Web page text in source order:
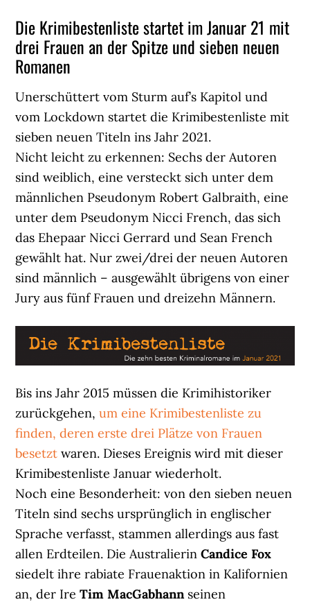
Die Krimibestenliste startet im Januar 21 mit
drei Frauen an der Spitze und sieben neuen
Romanen
Unerschüttert vom Sturm auf’s Kapitol und
vom Lockdown startet die Krimibestenliste mit
sieben neuen Titeln ins Jahr 2021.
Nicht leicht zu erkennen: Sechs der Autoren
sind weiblich, eine versteckt sich unter dem
männlichen Pseudonym Robert Galbraith, eine
unter dem Pseudonym Nicci French, das sich
das Ehepaar Nicci Gerrard und Sean French
gewählt hat. Nur zwei/drei der neuen Autoren
sind männlich – ausgewählt übrigens von einer
Jury aus fünf Frauen und dreizehn Männern.
Bis ins Jahr 2015 müssen die Krimihistoriker
zurückgehen,um eine Krimibestenliste zu
finden, deren erste drei Plätze von Frauen
besetztwaren. Dieses Ereignis wird mit dieser
Krimibestenliste Januar wiederholt.
Noch eine Besonderheit: von den sieben neuen
Titeln sind sechs ursprünglich in englischer
Sprache verfasst, stammen allerdings aus fast
allen Erdteilen. Die AustralierinCandice Fox
siedelt ihre rabiate Frauenaktion in Kalifornien
an, der IreTim MacGabhannseinen